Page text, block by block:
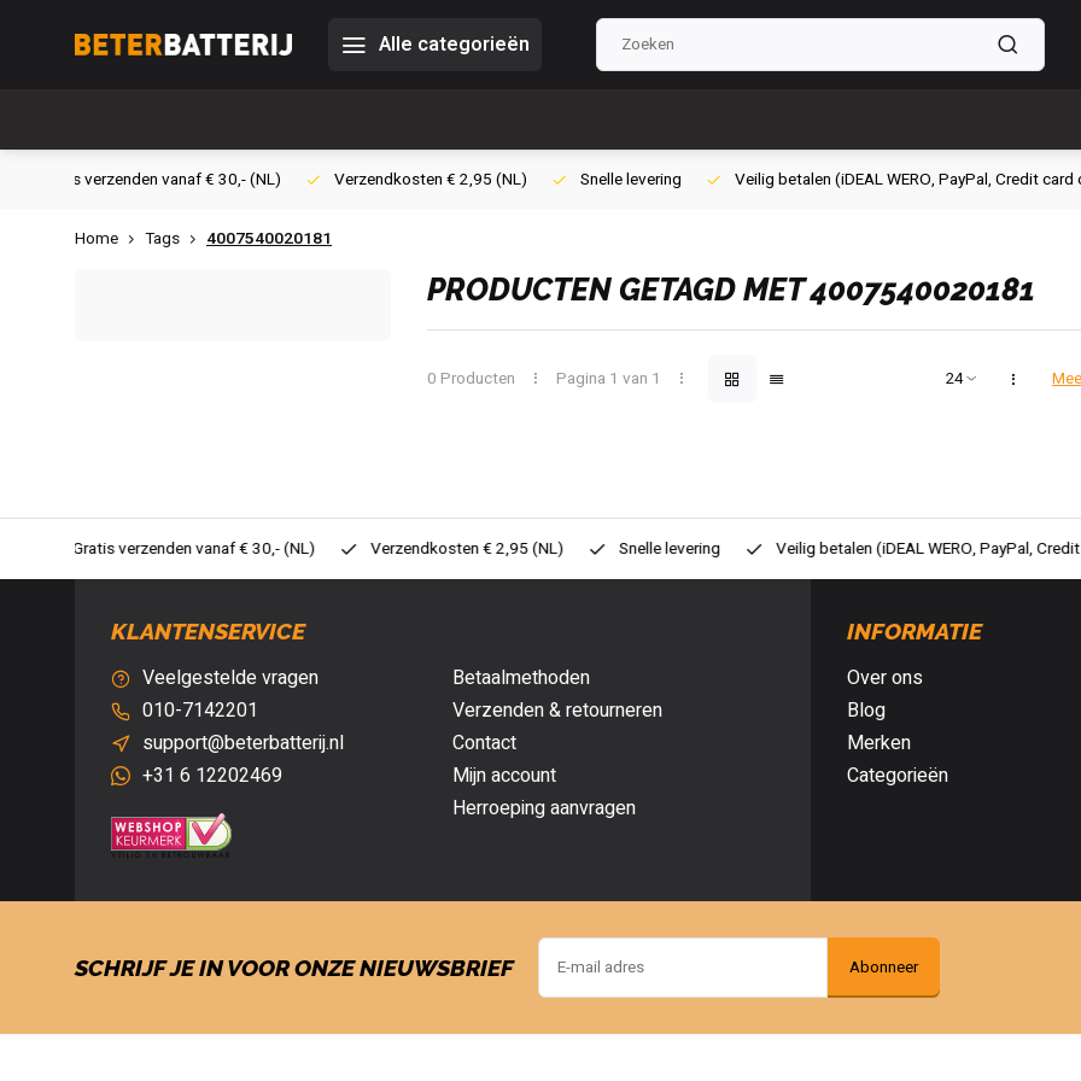
Alle categorieën
Verzendkosten € 2,95 (NL) Snelle levering Veilig betalen (iDEAL WERO, PayPal, Credit card of Achteraf betalen)
Home Tags 4007540020181
PRODUCTEN GETAGD MET 4007540020181
0 Producten Pagina 1 van 1
Verzendkosten € 2,95 (NL) Snelle levering Veilig betalen (iDEAL WERO, PayPal, Credit card of Achteraf betalen)
KLANTENSERVICE
Veelgestelde vragen
010-7142201
support@beterbatterij.nl
+31 6 12202469
Betaalmethoden
Verzenden & retourneren
Contact
Mijn account
Herroeping aanvragen
INFORMATIE
Over ons
Blog
Merken
Categorieën
SCHRIJF JE IN VOOR ONZE NIEUWSBRIEF Abonneer